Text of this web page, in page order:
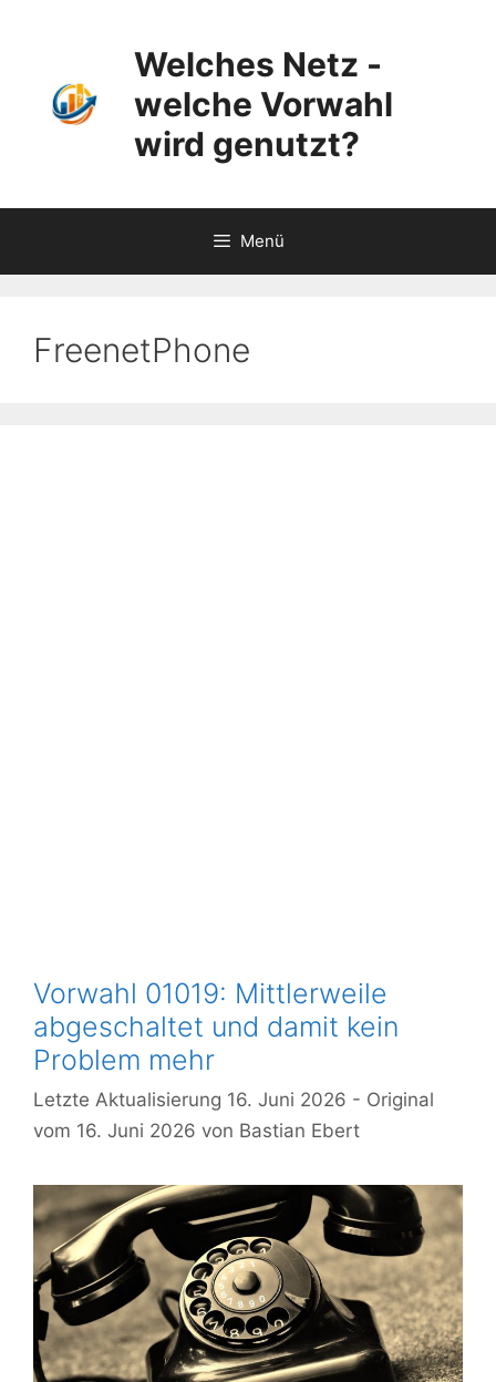
Welches Netz -
welche Vorwahl
wird genutzt?
Menü
FreenetPhone
Vorwahl 01019: Mittlerweile
abgeschaltet und damit kein
Problem mehr
16. Juni 2026
16. Juni 2026 von Bastian Ebert